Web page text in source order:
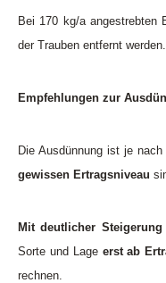
Bei 170 kg/a angestrebten
der Trauben entfernt werden.
Empfehlungen zur
Die Ausdünnung ist je
gewissen Ertragsniveau
Mit deutlicher Steigerung
Sorte und Lage erst ab
rechnen.